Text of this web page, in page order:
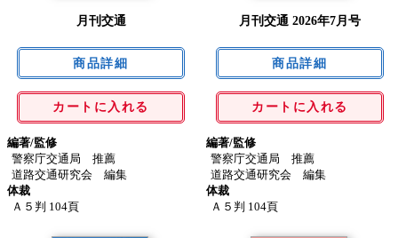
月刊交通
カートに入れる
編著/監修
警察庁交通局 推薦
道路交通研究会 編集
体裁
Ａ５判 104頁
月刊交通 2026年7月号
カートに入れる
編著/監修
警察庁交通局 推薦
道路交通研究会 編集
体裁
Ａ５判 104頁